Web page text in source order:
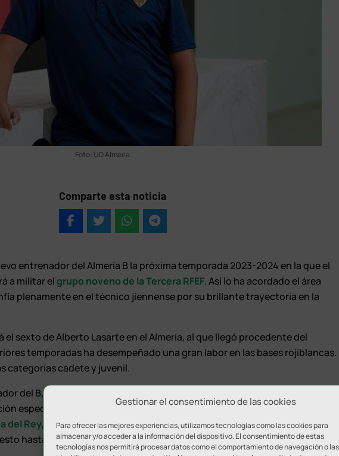
Gestionar el consentimiento de las cookies
Para ofrecer las mejores experiencias, utilizamos tecnologías como las cookies para
almacenar y/o acceder a la información del dispositivo. El consentimiento de estas
tecnologías nos permitirá procesar datos como el comportamiento de navegación o las
Foto: UD Almería.
Comparte esta noticia
entrenador del Almería B la próxima temporada 2023-2024 en la que el
a militar elgrupo noveno de la Tercera RFEF. Así lo ha acordado el área
plenamente en el técnico jiennense por su brillante trayectoria en la
el sexto de Alberto Lasarte en el Almería, al que llegó procedente del
temporadas ha desempeñado una gran labor en las bases rojiblancas.
categorías cadete y juvenil.
del B, haciéndolo campeón en la Liga Nacional, y la pasada temporada
espectacular. Recordemos, en este sentido, que los almerienses fueron
del Rey, y en el grupo cuarto de la División de Honor Nacional estuvieron
hasta el final.